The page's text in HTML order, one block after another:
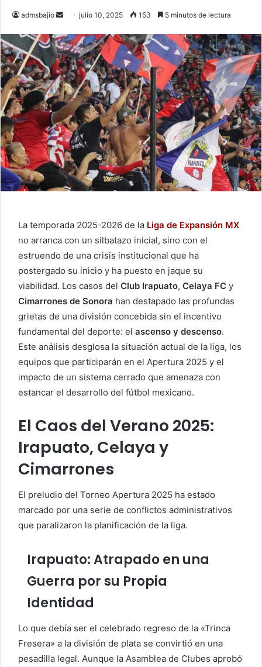
admsbajio
n
d
a
n
e
a
i
l
julio 10, 2025 153 5 minutos de lectura
La temporada 2025-2026 de la Liga de Expansión MX
no arranca con un silbatazo inicial, sino con el
estruendo de una crisis institucional que ha
postergado su inicio y ha puesto en jaque su
viabilidad. Los casos del Club Irapuato, Celaya FC y
Cimarrones de Sonora han destapado las profundas
grietas de una división concebida sin el incentivo
fundamental del deporte: el ascenso y descenso.
Este análisis desglosa la situación actual de la liga, los
equipos que participarán en el Apertura 2025 y el
impacto de un sistema cerrado que amenaza con
estancar el desarrollo del fútbol mexicano.
El Caos del Verano 2025:
Irapuato, Celaya y
Cimarrones
El preludio del Torneo Apertura 2025 ha estado
marcado por una serie de conflictos administrativos
que paralizaron la planificación de la liga.
Irapuato: Atrapado en una
Guerra por su Propia
Identidad
Lo que debía ser el celebrado regreso de la «Trinca
Fresera» a la división de plata se convirtió en una
pesadilla legal. Aunque la Asamblea de Clubes aprobó